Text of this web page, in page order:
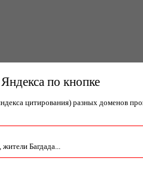
по кнопке
цитирования) разных доменов
жители Багдада...